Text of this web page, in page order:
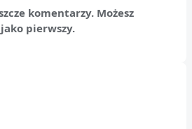
komentarzy. Możesz
pierwszy.